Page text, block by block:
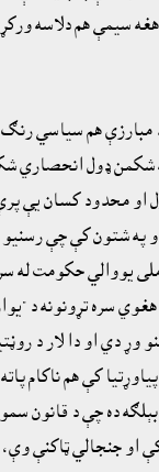
کلونو کې هغه سيمې هم
مبارزې هم سياسي
شکمن ‌‌‌‌‌‌ډول انحصاري
او محدود کسان يې
په شتون کې چې
يووالي حکومت له
سره تړونونه د
وړ دي او دا لار د
ده چې د قانون